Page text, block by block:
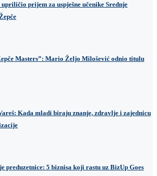
prijem za uspješne učenike Srednje
Masters”: Mario Željo Milošević odnio titulu
Kada mladi biraju znanje, zdravlje i zajednicu
preduzetnice: 5 biznisa koji rastu uz BizUp Goes